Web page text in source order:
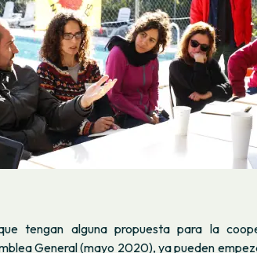
tengan alguna propuesta para la
General (mayo 2020), ya pueden